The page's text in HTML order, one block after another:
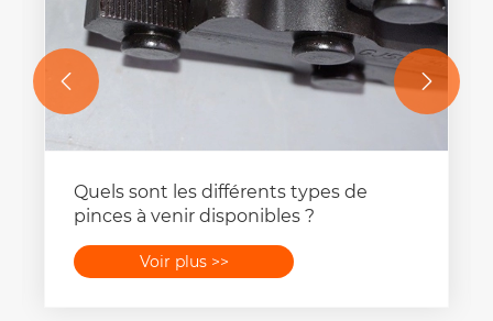
Quels sont les différents types de
pinces à venir disponibles ?
Voir plus >>
 